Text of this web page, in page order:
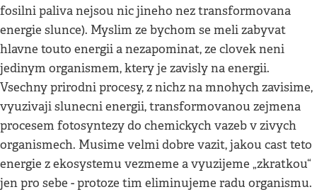
fosilni paliva nejsou nic jineho nez transformovana
energie slunce). Myslim ze bychom se meli zabyvat
hlavne touto energii a nezapominat, ze clovek neni
jedinym organismem, ktery je zavisly na energii.
Vsechny prirodni procesy, z nichz na mnohych zavisime,
vyuzivaji slunecni energii, transformovanou zejmena
procesem fotosyntezy do chemickych vazeb v zivych
organismech. Musime velmi dobre vazit, jakou cast teto
energie z ekosystemu vezmeme a vyuzijeme „zkratkou“
jen pro sebe - protoze tim eliminujeme radu organismu.